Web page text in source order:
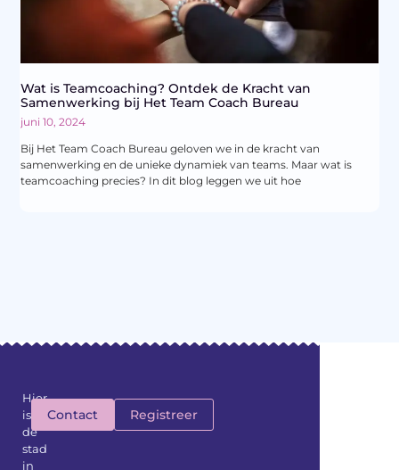
Wat is Teamcoaching? Ontdek de Kracht van
Samenwerking bij Het Team Coach Bureau
juni 10, 2024
Bij Het Team Coach Bureau geloven we in de kracht van
samenwerking en de unieke dynamiek van teams. Maar wat is
teamcoaching precies? In dit blog leggen we uit hoe
Hier
is
de
stad
in
Contact Registreer